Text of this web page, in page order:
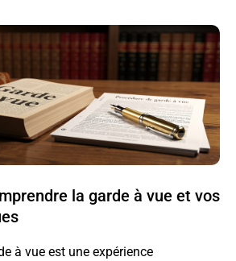
la garde à vue et vos
à vue est une expérience